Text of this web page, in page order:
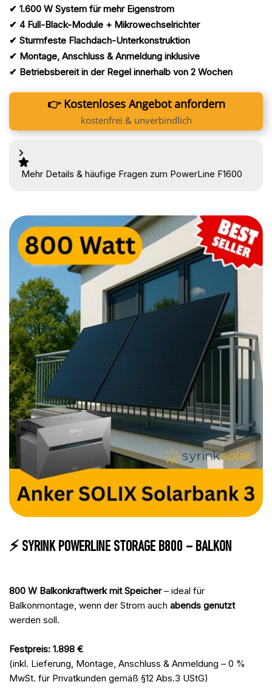
✔ 1.600 W System für mehr Eigenstrom
✔ 4 Full-Black-Module + Mikrowechselrichter
✔ Sturmfeste Flachdach-Unterkonstruktion
✔ Montage, Anschluss & Anmeldung inklusive
✔ Betriebsbereit in der Regel innerhalb von 2 Wochen
👉 Kostenloses Angebot anfordern
kostenfrei & unverbindlich
Mehr Details & häufige Fragen zum PowerLine F1600
⚡ SYRINK POWERLINE STORAGE B800 – BALKON
800 W Balkonkraftwerk mit Speicher– ideal für
Balkonmontage, wenn der Strom auch abends genutzt
werden soll.
Festpreis: 1.898 €
(inkl. Lieferung, Montage, Anschluss & Anmeldung – 0 %
MwSt. für Privatkunden gemäß §12 Abs.3 UStG)